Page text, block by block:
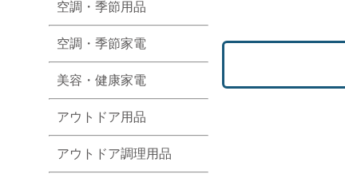
空調・季節用品
空調・季節家電
美容・健康家電
アウトドア用品
アウトドア調理用品